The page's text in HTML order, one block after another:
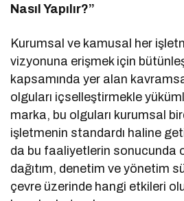
Nasıl Yapılır?”
Kurumsal ve kamusal her
vizyonuna erişmek için
kapsamında yer alan
olguları içselleştirmekle
marka, bu olguları kurumsal
işletmenin standardı haline
da bu faaliyetlerin sonucunda
dağıtım, denetim ve yönetim
çevre üzerinde hangi etkileri